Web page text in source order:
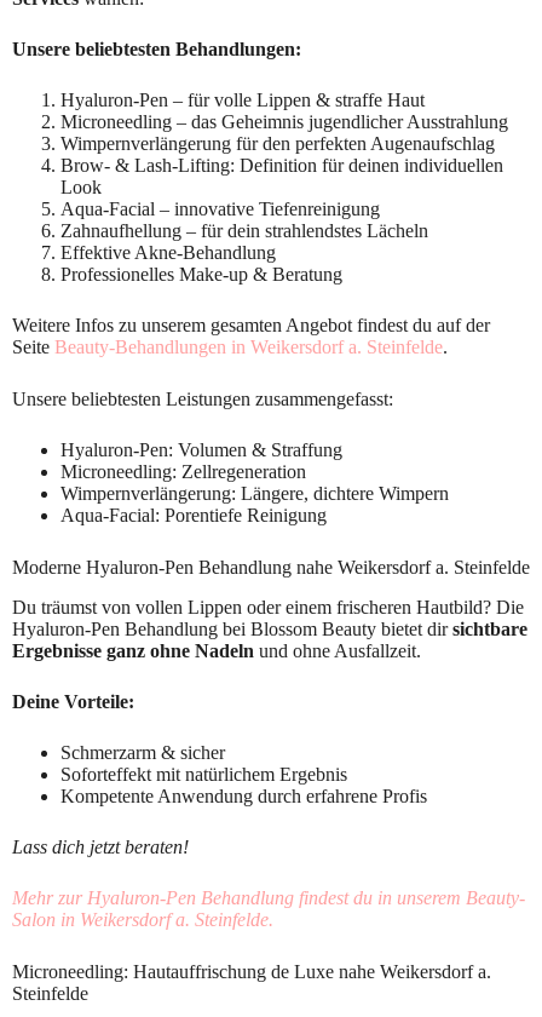
Unsere beliebtesten Behandlungen:
Hyaluron-Pen – für volle Lippen & straffe Haut
Microneedling – das Geheimnis jugendlicher Ausstrahlung
Wimpernverlängerung für den perfekten Augenaufschlag
Brow- & Lash-Lifting: Definition für deinen individuellen
Look
Aqua-Facial – innovative Tiefenreinigung
Zahnaufhellung – für dein strahlendstes Lächeln
Effektive Akne-Behandlung
Professionelles Make-up & Beratung
Weitere Infos zu unserem gesamten Angebot findest du auf der
Seite Beauty-Behandlungen in Weikersdorf a. Steinfelde.
Unsere beliebtesten Leistungen zusammengefasst:
Hyaluron-Pen: Volumen & Straffung
Microneedling: Zellregeneration
Wimpernverlängerung: Längere, dichtere Wimpern
Aqua-Facial: Porentiefe Reinigung
Moderne Hyaluron-Pen Behandlung nahe Weikersdorf a. Steinfelde
Du träumst von vollen Lippen oder einem frischeren Hautbild? Die
Hyaluron-Pen Behandlung bei Blossom Beauty bietet dirsichtbare
Ergebnisse ganz ohne Nadeln und ohne Ausfallzeit.
Deine Vorteile:
Schmerzarm & sicher
Soforteffekt mit natürlichem Ergebnis
Kompetente Anwendung durch erfahrene Profis
Lass dich jetzt beraten!
Mehr zur Hyaluron-Pen Behandlung findest du in unserem Beauty-
Salon in Weikersdorf a. Steinfelde.
Microneedling: Hautauffrischung de Luxe nahe Weikersdorf a.
Steinfelde